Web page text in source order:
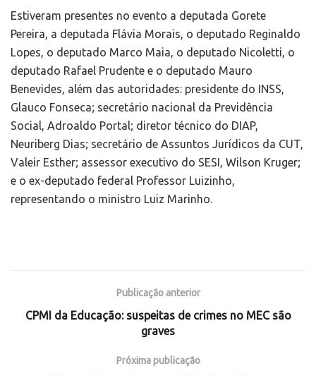
Estiveram presentes no evento a deputada Gorete
Pereira, a deputada Flávia Morais, o deputado Reginaldo
Lopes, o deputado Marco Maia, o deputado Nicoletti, o
deputado Rafael Prudente e o deputado Mauro
Benevides, além das autoridades: presidente do INSS,
Glauco Fonseca; secretário nacional da Previdência
Social, Adroaldo Portal; diretor técnico do DIAP,
Neuriberg Dias; secretário de Assuntos Jurídicos da CUT,
Valeir Esther; assessor executivo do SESI, Wilson Kruger;
e o ex-deputado federal Professor Luizinho,
representando o ministro Luiz Marinho.
Publicação anterior
CPMI da Educação: suspeitas de crimes no MEC são
graves
Próxima publicação